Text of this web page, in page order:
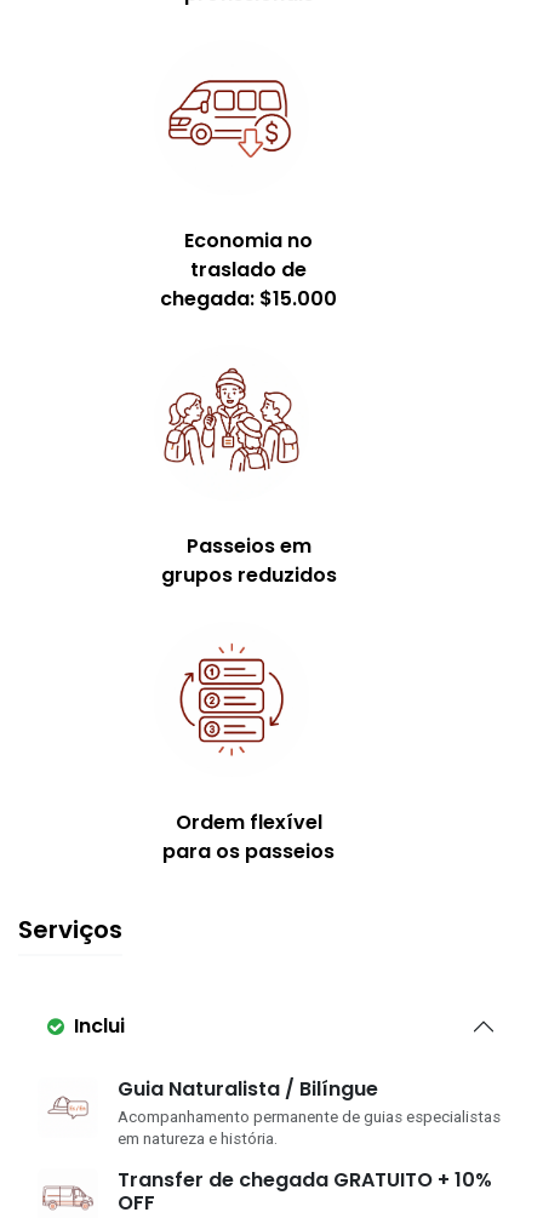
Economia no
traslado de
chegada: $15.000
Passeios em
grupos reduzidos
Ordem flexível
para os passeios
Serviços
Inclui
Guia Naturalista / Bilíngue
Acompanhamento permanente de guias especialistas
em natureza e história.
Transfer de chegada GRATUITO + 10%
OFF